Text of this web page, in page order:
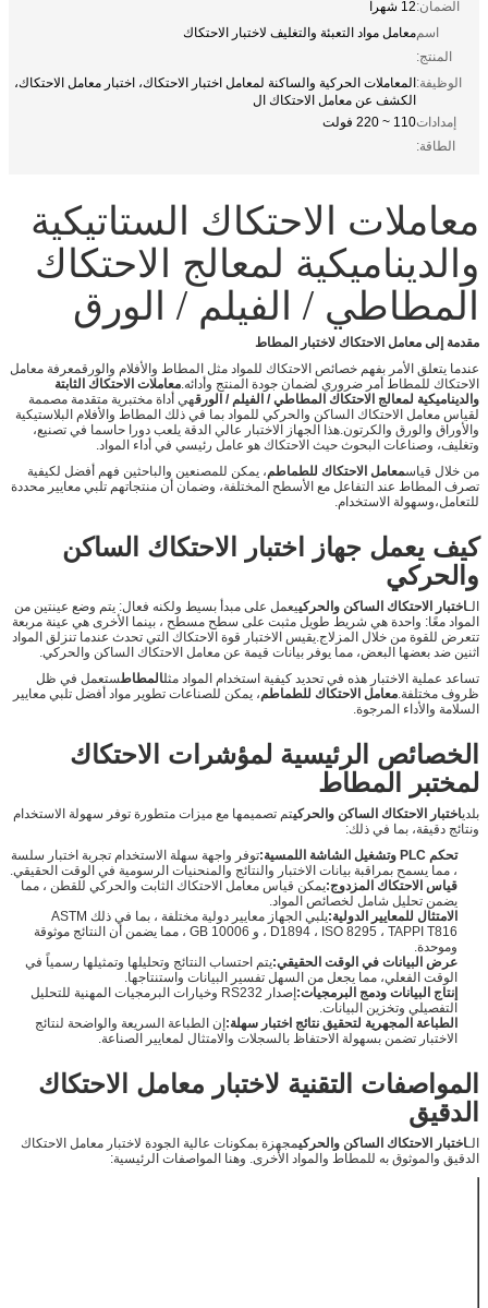
الضمان:12 شهراً
اسم
المنتج:
معامل مواد التعبئة والتغليف لاختبار الاحتكاك
الوظيفة:المعاملات الحركية والساكنة لمعامل اختبار الاحتكاك، اختبار معامل الاحتكاك،
الكشف عن معامل الاحتكاك ال
إمدادات
الطاقة:
110 ~ 220 فولت
معاملات الاحتكاك الستاتيكية
والديناميكية لمعالج الاحتكاك
المطاطي / الفيلم / الورق
مقدمة إلى معامل الاحتكاك لاختبار المطاط
عندما يتعلق الأمر بفهم خصائص الاحتكاك للمواد مثل المطاط والأفلام والورقمعرفة معامل
الاحتكاك للمطاط أمر ضروري لضمان جودة المنتج وأدائه.معاملات الاحتكاك الثابتة
والديناميكية لمعالج الاحتكاك المطاطي / الفيلم / الورقهي أداة مختبرية متقدمة مصممة
لقياس معامل الاحتكاك الساكن والحركي للمواد بما في ذلك المطاط والأفلام البلاستيكية
والأوراق والورق والكرتون.هذا الجهاز الاختبار عالي الدقة يلعب دورا حاسما في تصنيع،
وتغليف، وصناعات البحوث حيث الاحتكاك هو عامل رئيسي في أداء المواد.
من خلال قياسمعامل الاحتكاك للطماطم، يمكن للمصنعين والباحثين فهم أفضل لكيفية
تصرف المطاط عند التفاعل مع الأسطح المختلفة، وضمان أن منتجاتهم تلبي معايير محددة
للتعامل،وسهولة الاستخدام.
كيف يعمل جهاز اختبار الاحتكاك الساكن
والحركي
الـاختبار الاحتكاك الساكن والحركييعمل على مبدأ بسيط ولكنه فعال: يتم وضع عينتين من
المواد معًا: واحدة هي شريط طويل مثبت على سطح مسطح ، بينما الأخرى هي عينة مربعة
تتعرض للقوة من خلال المزلاج.يقيس الاختبار قوة الاحتكاك التي تحدث عندما تنزلق المواد
اثنين ضد بعضها البعض، مما يوفر بيانات قيمة عن معامل الاحتكاك الساكن والحركي.
تساعد عملية الاختبار هذه في تحديد كيفية استخدام المواد مثلالمطاطستعمل في ظل
ظروف مختلفة.معامل الاحتكاك للطماطم، يمكن للصناعات تطوير مواد أفضل تلبي معايير
السلامة والأداء المرجوة.
الخصائص الرئيسية لمؤشرات الاحتكاك
لمختبر المطاط
بلدياختبار الاحتكاك الساكن والحركيتم تصميمها مع ميزات متطورة توفر سهولة الاستخدام
ونتائج دقيقة، بما في ذلك:
تحكم PLC وتشغيل الشاشة اللمسية:
توفر واجهة سهلة الاستخدام تجربة اختبار سلسة
، مما يسمح بمراقبة بيانات الاختبار والنتائج والمنحنيات الرسومية في الوقت الحقيقي.
قياس الاحتكاك المزدوج:يمكن قياس معامل الاحتكاك الثابت والحركي للقطن ، مما
يضمن تحليل شامل لخصائص المواد.
الامتثال للمعايير الدولية:
يلبي الجهاز معايير دولية مختلفة ، بما في ذلك ASTM
D1894 ، ISO 8295 ، TAPPI T816 ، و GB 10006 ، مما يضمن أن النتائج موثوقة
وموحدة.
عرض البيانات في الوقت الحقيقي:يتم احتساب النتائج وتحليلها وتمثيلها رسمياً في
الوقت الفعلي، مما يجعل من السهل تفسير البيانات واستنتاجها.
إنتاج البيانات ودمج البرمجيات:
إصدار RS232 وخيارات البرمجيات المهنية للتحليل
التفصيلي وتخزين البيانات.
الطباعة المجهرية لتحقيق نتائج اختبار سهلة:إن الطباعة السريعة والواضحة لنتائج
الاختبار تضمن بسهولة الاحتفاظ بالسجلات والامتثال لمعايير الصناعة.
المواصفات التقنية لاختبار معامل الاحتكاك
الدقيق
الـاختبار الاحتكاك الساكن والحركيمجهزة بمكونات عالية الجودة لاختبار معامل الاحتكاك
الدقيق والموثوق به للمطاط والمواد الأخرى. وهنا المواصفات الرئيسية: